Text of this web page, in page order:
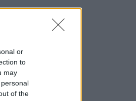
or
to
may
of the